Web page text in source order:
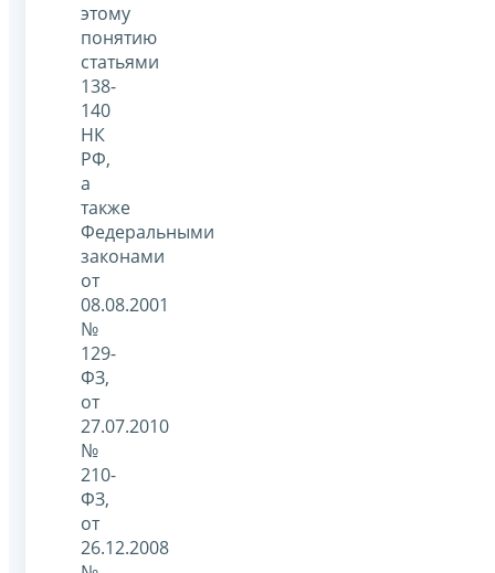
этому
понятию
статьями
138-
140
НК
РФ,
а
также
Федеральными
законами
от
08.08.2001
№
129-
ФЗ,
от
27.07.2010
№
210-
ФЗ,
от
26.12.2008